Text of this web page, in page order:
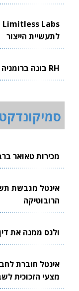
לתעשיית הייצור
RH בונה ברומניה תשתית ייצור ביטחוני ישראלית
מכירות טאואר
אינטל מגבשת
הרובוטיקה
ולנס ממנה את
אינטל חוברת
מצעי הזכוכית